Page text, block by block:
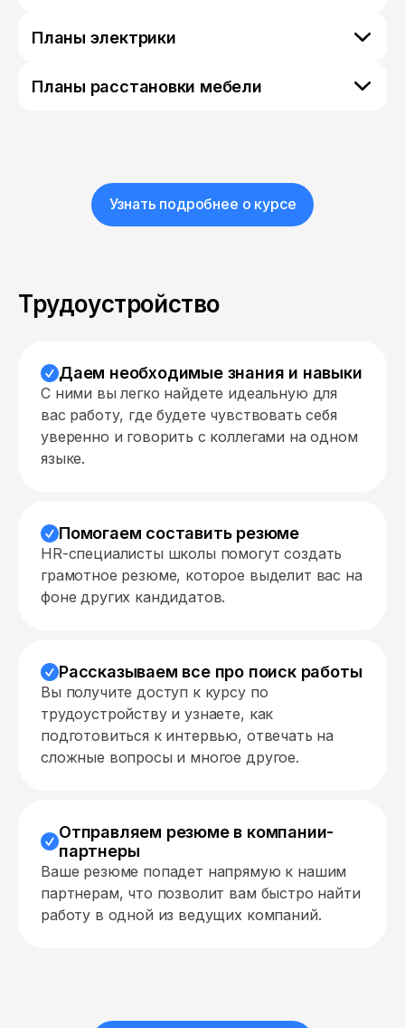
Планы электрики
Планы расстановки мебели
Узнать подробнее о курсе
Трудоустройство
Даем необходимые знания и навыки
С ними вы легко найдете идеальную для
вас работу, где будете чувствовать себя
уверенно и говорить с коллегами на одном
языке.
Помогаем составить резюме
HR-специалисты школы помогут создать
грамотное резюме, которое выделит вас на
фоне других кандидатов.
Рассказываем все про поиск работы
Вы получите доступ к курсу по
трудоустройству и узнаете, как
подготовиться к интервью, отвечать на
сложные вопросы и многое другое.
Отправляем резюме в компании-
партнеры
Ваше резюме попадет напрямую к нашим
партнерам, что позволит вам быстро найти
работу в одной из ведущих компаний.